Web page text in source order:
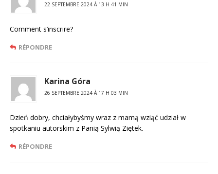
22 SEPTEMBRE 2024 À 13 H 41 MIN
Comment s’inscrire?
RÉPONDRE
Karina Góra
26 SEPTEMBRE 2024 À 17 H 03 MIN
Dzień dobry, chciałybyśmy wraz z mamą wziąć udział w
spotkaniu autorskim z Panią Sylwią Ziętek.
RÉPONDRE